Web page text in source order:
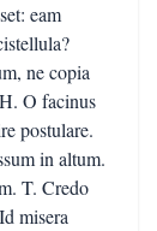
eam
ne copia
O facinus
postulare.
in altum.
T. Credo
misera